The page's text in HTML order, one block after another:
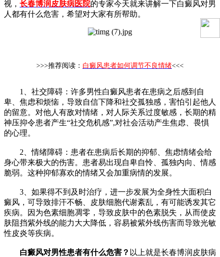
视， 长春博润皮肤病医院的专家今天就来讲解一下白癜风对男
人都有什么危害，希望对大家有所帮助。
>>>推荐阅读： 白癜风患者如何调节不良情绪<<<
1、社交障碍：许多男性白癜风患者在患病之后感到自
卑、焦虑和烦恼，导致自信下降和社交孤独感，害怕引起他人
的留意。对他人有敌对情绪，对人际关系过度敏感，长期的精
神压抑令患者产生“社交危机感”,对社会活动产生焦虑、畏惧
的心理。
2、情绪障碍：患者在患病后长期的抑郁、焦虑情绪会给
身心带来极大的伤害。患者易出现自卑自怜、孤独内向、情感
脆弱。这种抑郁寡欢的情绪又会加重病情的发展。
3、如果得不到及时治疗，进一步发展为全身性大面积白
癜风，可导致排汗不畅、皮肤细胞代谢紊乱，有可能诱发其它
疾病。因为色素细胞凋零，导致皮肤中的色素脱失，从而使皮
肤阻挡紫外线的能力大大降低，容易被紫外线伤害而导致光敏
性皮炎等疾病。
白癜风对男性患者有什么危害？ 以上就是长春博润皮肤病